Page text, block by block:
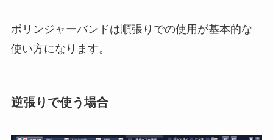
ボリンジャーバンドは順張りでの使用が基本的な
使い方になります。
逆張りで使う場合